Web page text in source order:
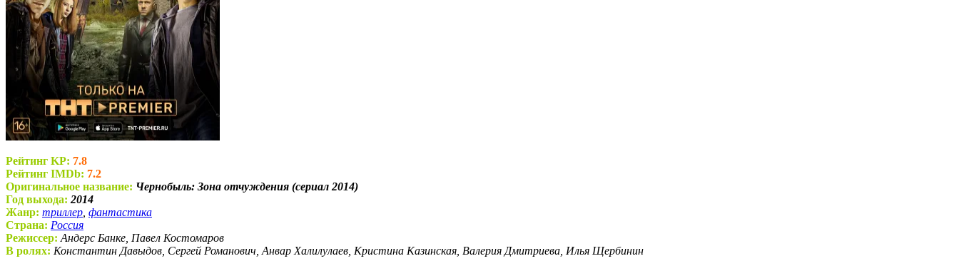
Рейтинг KP: 7.8
Рейтинг IMDb: 7.2
Оригинальное название: Чернобыль: Зона отчуждения (сериал 2014)
Год выхода: 2014
Жанр: триллер фантастика
Страна: Россия
Режиссер: Андерс Банке, Павел Костомаров
В ролях: Константин Давыдов, Сергей Романович, Анвар Халилулаев, Кристина Казинская, Валерия Дмитриева, Илья Щербинин